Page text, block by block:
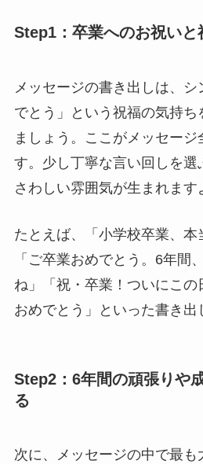
Step1：卒業へのお祝いと
メッセージの書き出しは、
でとう」という祝福の気持ち
ましょう。ここがメッセージ
す。少し丁寧な言い回しを選
さわしい雰囲気が生まれます
たとえば、「小学校卒業、本
「ご卒業おめでとう。6年間
ね」「祝・卒業！ついにこの
おめでとう」といった書き出
Step2：6年間の頑張りや
る
次に、メッセージの中で最も